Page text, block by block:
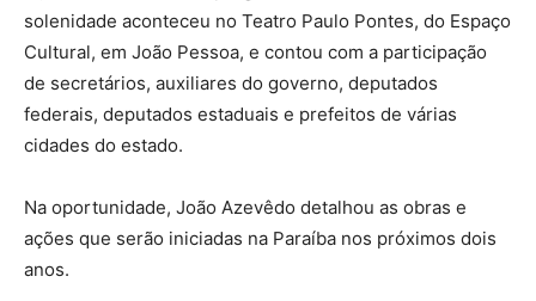
solenidade aconteceu no Teatro Paulo Pontes, do Espaço
Cultural, em João Pessoa, e contou com a participação
de secretários, auxiliares do governo, deputados
federais, deputados estaduais e prefeitos de várias
cidades do estado.
Na oportunidade, João Azevêdo detalhou as obras e
ações que serão iniciadas na Paraíba nos próximos dois
anos.